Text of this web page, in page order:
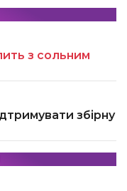
з сольним
збірну